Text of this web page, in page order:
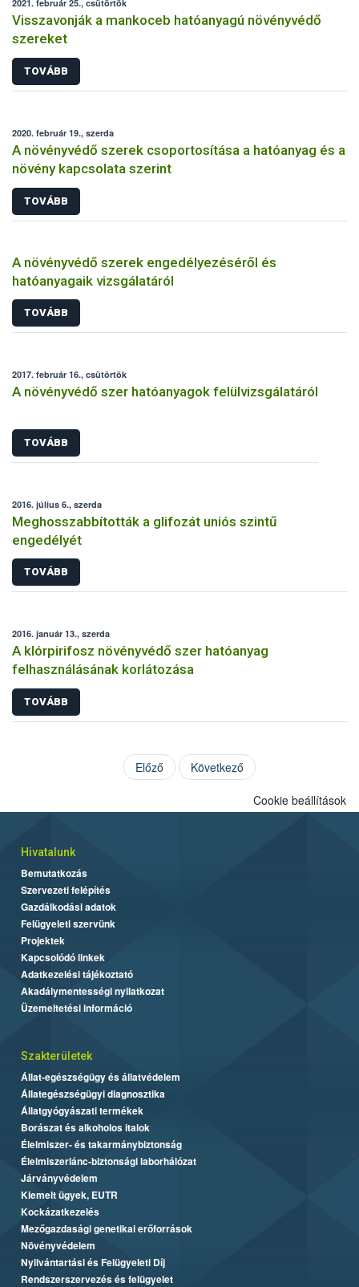
2021. február 25., csütörtök
Visszavonják a mankoceb hatóanyagú növényvédő
szereket
TOVÁBB
2020. február 19., szerda
A növényvédő szerek csoportosítása a hatóanyag és a
növény kapcsolata szerint
TOVÁBB
A növényvédő szerek engedélyezéséről és
hatóanyagaik vizsgálatáról
TOVÁBB
2017. február 16., csütörtök
A növényvédő szer hatóanyagok felülvizsgálatáról
TOVÁBB
2016. július 6., szerda
Meghosszabbították a glifozát uniós szintű
engedélyét
TOVÁBB
2016. január 13., szerda
A klórpirifosz növényvédő szer hatóanyag
felhasználásának korlátozása
TOVÁBB
Előző Következő
Cookie beállítások
Hivatalunk
Bemutatkozás
Szervezeti felépítés
Gazdálkodási adatok
Felügyeleti szervünk
Projektek
Kapcsolódó linkek
Adatkezelési tájékoztató
Akadálymentességi nyilatkozat
Üzemeltetési információ
Szakterületek
Állat-egészségügy és állatvédelem
Állategészségügyi diagnosztika
Állatgyógyászati termékek
Borászat és alkoholos italok
Élelmiszer- és takarmánybiztonság
Élelmiszerlánc-biztonsági laborhálózat
Járványvédelem
Kiemelt ügyek, EUTR
Kockázatkezelés
Mezőgazdasági genetikai erőforrások
Növényvédelem
Nyilvántartási és Felügyeleti Díj
Rendszerszervezés és felügyelet